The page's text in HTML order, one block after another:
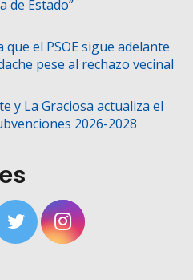
de Estado”
que el PSOE sigue adelante
pese al rechazo vecinal
y La Graciosa actualiza el
2026-2028